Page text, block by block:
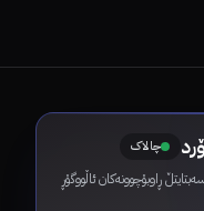
چالاک
ڕاوبۆچوونەکان ئاڵووگۆڕ